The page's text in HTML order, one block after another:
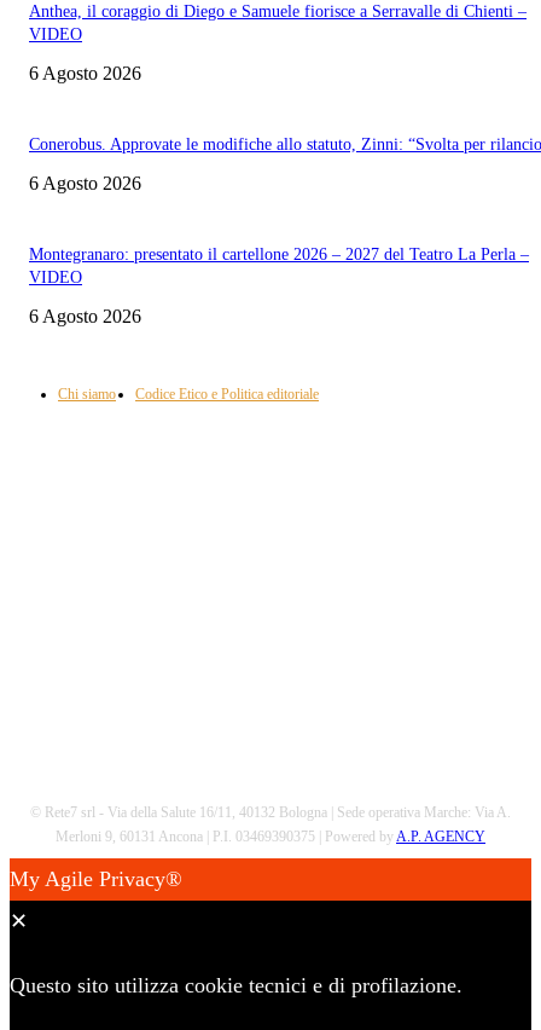
Anthea, il coraggio di Diego e Samuele fiorisce a Serravalle di Chienti –
VIDEO
6 Agosto 2026
Conerobus. Approvate le modifiche allo statuto, Zinni: “Svolta per
6 Agosto 2026
Montegranaro: presentato il cartellone 2026 – 2027 del Teatro La Perla –
VIDEO
6 Agosto 2026
Chi siamo Codice Etico e Politica editoriale
© Rete7 srl - Via della Salute 16/11, 40132 Bologna | Sede operativa Marche: Via A.
Merloni 9, 60131 Ancona | P.I. 03469390375 | Powered by A.P. AGENCY
My Agile Privacy®
✕
Questo sito utilizza cookie tecnici e di profilazione.